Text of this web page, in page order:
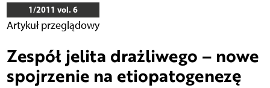
1/2011 vol. 6
Artykuł przeglądowy
Zespół jelita drażliwego – nowe
spojrzenie na etiopatogenezę